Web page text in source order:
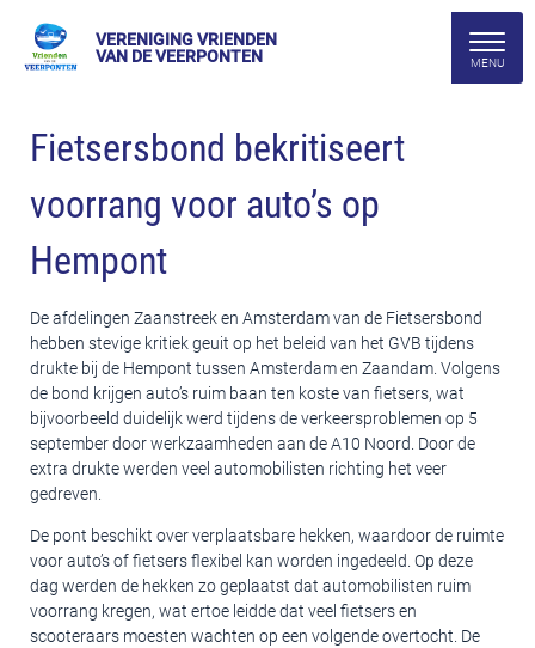
VERENIGING VRIENDEN
VAN DE VEERPONTEN
Fietsersbond bekritiseert
voorrang voor auto’s op
Hempont
De afdelingen Zaanstreek en Amsterdam van de Fietsersbond
hebben stevige kritiek geuit op het beleid van het GVB tijdens
drukte bij de Hempont tussen Amsterdam en Zaandam. Volgens
de bond krijgen auto’s ruim baan ten koste van fietsers, wat
bijvoorbeeld duidelijk werd tijdens de verkeersproblemen op 5
september door werkzaamheden aan de A10 Noord. Door de
extra drukte werden veel automobilisten richting het veer
gedreven.
De pont beschikt over verplaatsbare hekken, waardoor de ruimte
voor auto’s of fietsers flexibel kan worden ingedeeld. Op deze
dag werden de hekken zo geplaatst dat automobilisten ruim
voorrang kregen, wat ertoe leidde dat veel fietsers en
scooteraars moesten wachten op een volgende overtocht. De